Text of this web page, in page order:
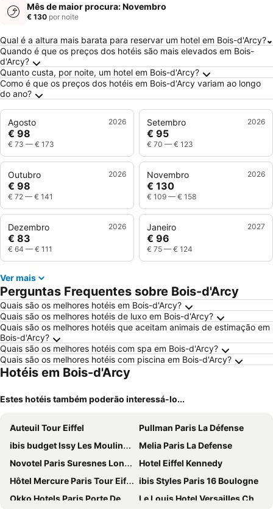
Mês de maior procura: Novembro
€ 130 por noite
Perguntas Frequentes sobre Bois-d'Arcy
Qual é a altura mais barata para reservar um hotel em Bois-d'Arcy?
Quando é que os preços dos hotéis são mais elevados em Bois-
d'Arcy?
Quanto custa, por noite, um hotel em Bois-d'Arcy?
Como é que os preços dos hotéis em Bois-d'Arcy variam ao longo
do ano?
Agosto 2026
€ 98
€ 73 — € 173
Setembro 2026
€ 95
€ 70 — € 123
Outubro 2026
€ 98
€ 72 — € 141
Novembro 2026
€ 130
€ 109 — € 158
Dezembro 2026
€ 83
€ 64 — € 111
Janeiro 2027
€ 96
€ 75 — € 124
Ver mais
Perguntas Frequentes sobre Bois-d'Arcy
Quais são os melhores hotéis em Bois-d'Arcy?
Quais são os melhores hotéis de luxo em Bois-d'Arcy?
Quais são os melhores hotéis que aceitam animais de estimação em
Bois-d'Arcy?
Quais são os melhores hotéis com spa em Bois-d'Arcy?
Quais são os melhores hotéis com piscina em Bois-d'Arcy?
Hotéis em Bois-d'Arcy
Estes hotéis também poderão interessá-lo...
Auteuil Tour Eiffel
Pullman Paris La Défense
ibis budget Issy Les Moulineaux Paris Ouest
Melia Paris La Defense
Novotel Paris Suresnes Longchamp
Hotel Eiffel Kennedy
Hôtel Mercure Paris Tour Eiffel Pont Mirabeau
ibis Styles Paris 16 Boulogne
Okko Hotels Paris Porte De Versailles
Le Louis Hotel Versailles Château - MGallery Collection